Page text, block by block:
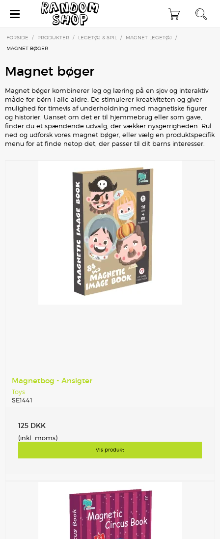
FORSIDE / PRODUKTER / LEGETØJ & SPIL / MAGNET LEGETØJ
/
MAGNET BØGER
Magnet bøger
Magnet bøger kombinerer leg og læring på en sjov og interaktiv
måde for børn i alle aldre. De stimulerer kreativiteten og giver
mulighed for timevis af underholdning med magnetiske figurer
og historier. Uanset om det er til hjemmebrug eller som gave,
finder du et spændende udvalg, der vækker nysgerrigheden. Rul
ned og udforsk vores magnet bøger, eller vælg en produktspecifik
menu for at finde netop det, der passer til dit barns interesser.
Magnetbog - Ansigter
Toys
SE1441
125 DKK
(inkl. moms)
Vis produkt